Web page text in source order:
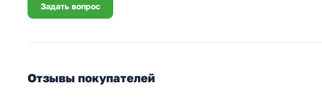
Задать вопрос
Отзывы покупателей